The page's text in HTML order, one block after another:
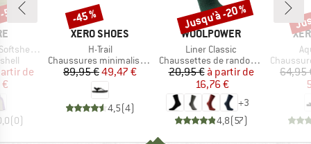
Jacket
réduit
de
(0)
%
MARQUE
XERO SHOES
Article
H-Trail
Product group
Chaussures minimalistes
Prix
89,95 €Prix réduit
49,47 €
4,5(4)
Remise
-45 %
MARQUE
WOOLPOWER
Article
Liner Classic
Product group
Chaussettes de randonnée
Prix
20,95 € Prix réduit
à partir de
16,76 €
+3
4,8(57)
Remise
Jusqu'à -20 %
Product
64,95